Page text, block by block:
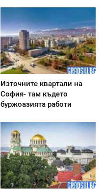
Източните квартали на
София- там където
буржоазията работи